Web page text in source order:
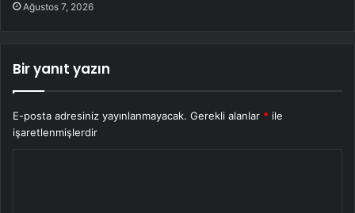
Ağustos 7, 2026
Bir yanıt yazın
E-posta adresiniz yayınlanmayacak. Gerekli alanlar * ile
işaretlenmişlerdir